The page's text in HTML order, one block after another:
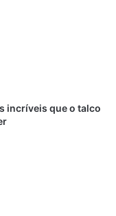
incríveis que o talco